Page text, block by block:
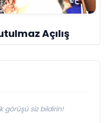
Açılış
görüşü siz bildirin!